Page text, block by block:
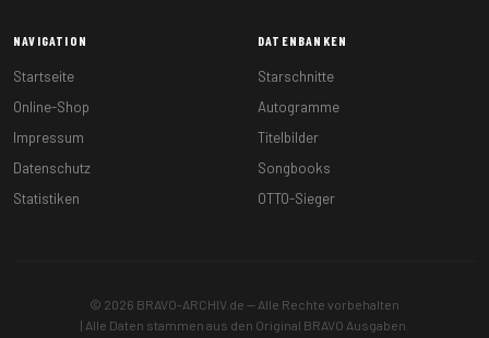
NAVIGATION
Startseite
Online-Shop
Impressum
Datenschutz
Statistiken
DATENBANKEN
Starschnitte
Autogramme
Titelbilder
Songbooks
OTTO-Sieger
© 2026 BRAVO-ARCHIV.de — Alle Rechte vorbehalten
| Alle Daten stammen aus den Original BRAVO Ausgaben.